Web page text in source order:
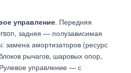
управление. Передняя
задняя — полузависимая
замена амортизаторов (ресурс
рычагов, шаровых опор,
управление — с